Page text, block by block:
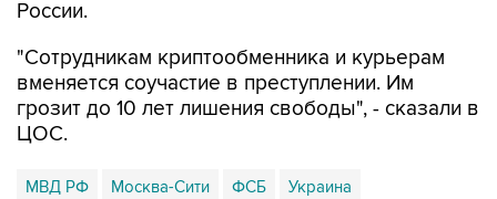
России.
"Сотрудникам криптообменника и курьерам
вменяется соучастие в преступлении. Им
грозит до 10 лет лишения свободы", - сказали в
ЦОС.
МВД РФ Москва-Сити ФСБ Украина